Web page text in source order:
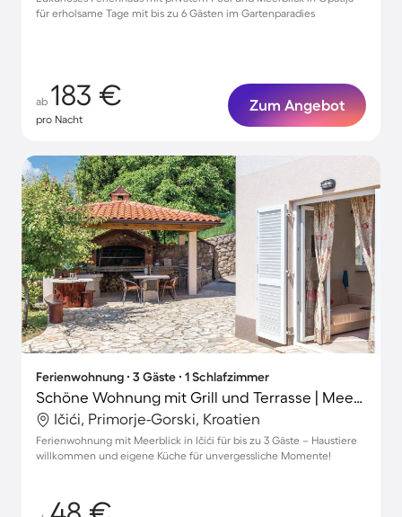
für erholsame Tage mit bis zu 6 Gästen im Gartenparadies
ab 183 €
pro Nacht
Zum Angebot
Ferienwohnung ∙ 3 Gäste ∙ 1 Schlafzimmer
Schöne Wohnung mit Grill und Terrasse | Meerblick | Neben dem Strand | Haustiere sind willkommen
Ičići, Primorje-Gorski, Kroatien
Ferienwohnung mit Meerblick in Ičići für bis zu 3 Gäste – Haustiere
willkommen und eigene Küche für unvergessliche Momente!